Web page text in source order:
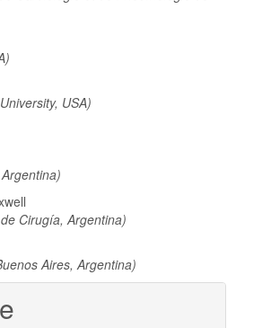
USA)
Cirugía, Argentina)
Aires, Argentina)